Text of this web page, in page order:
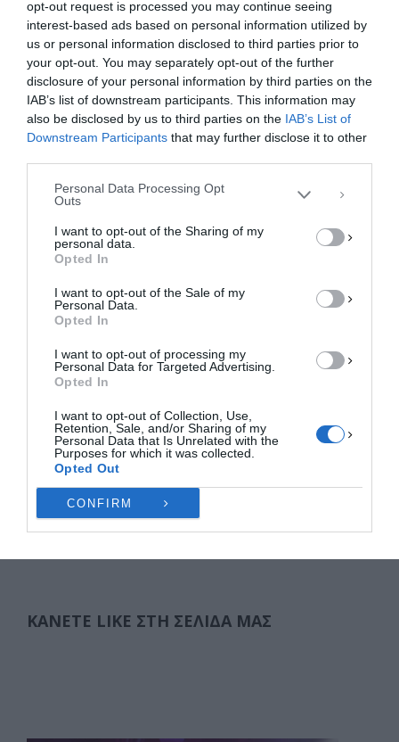
opt-out request is processed you may continue seeing
interest-based ads based on personal information utilized by
us or personal information disclosed to third parties prior to
your opt-out. You may separately opt-out of the further
disclosure of your personal information by third parties on the
IAB’s list of downstream participants. This information may
also be disclosed by us to third parties on the IAB’s List of
Downstream Participants that may further disclose it to other
Personal Data Processing Opt
Outs
I want to opt-out of the Sharing of my
personal data.
Opted In
I want to opt-out of the Sale of my
Personal Data.
Opted In
I want to opt-out of processing my
Personal Data for Targeted Advertising.
Opted In
I want to opt-out of Collection, Use,
Retention, Sale, and/or Sharing of my
Personal Data that Is Unrelated with the
Purposes for which it was collected.
Opted Out
CONFIRM
Διαχείριση Συγκατάθεσης
Για να παρέχουμε την καλύτερη εμπειρία, χρησιμοποιούμε τεχνολογίες όπως
cookies για την αποθήκευση ή/και την πρόσβαση σε πληροφορίες συσκευών.
Η συγκατάθεση για τις εν λόγω τεχνολογίες θα μας επιτρέψει να
επεξεργαστούμε δεδομένα προσωπικού χαρακτήρα, όπως συμπεριφορά
συγκατάθεση ή η ανάκληση της συγκατάθεσης, μπορεί να επηρεάσει
αρνητικά ορισμένες λειτουργίες και δυνατότητες.
ΠΡΟΒΟΛΉ ΠΡΟΤΙΜΉΣΕΩΝ
Πολιτική Cookies
a
c
e
b
o
o
k
a
st
o
d
o
n
m
ai
l
οι
ρ
α
σ
τε
ίτ
Όλοι κοιτούν στην Ελασσόνα για τις
τιμές του γάλακτος, η
αιγοπροβατοτροφία σε κίνδυνο
Εδώ και 20 ημέρες δεν έχω μιλήσει με καμιά
δηλώνει στον ΑγροΤύπο ο Κ. Χαράλαμπος …
F
a
c
e
o
M
a
st
o
o
ai
l
οι
ρ
α
τε
Σελιδοποίηση
1 2 3
ΚΆΝΕΤΕ LIKE ΣΤΗ ΣΕΛΊΔΑ ΜΑΣ